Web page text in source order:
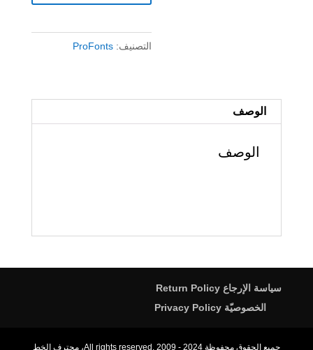
سندس
التصنيف:ProFonts
الوصف
الوصف
سياسة الإرجاع Return Policy
الخصوصيّة Privacy Policy
جميع الحقوق محفوظة All rights reserved. 2009 - 2024، محترف الخط